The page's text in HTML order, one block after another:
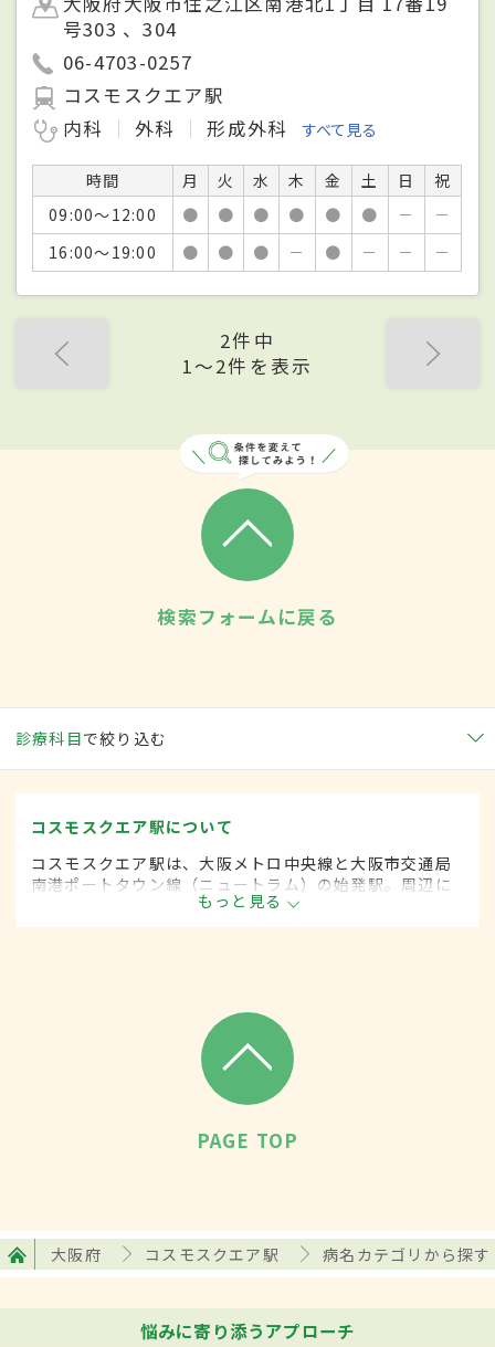
号303 、304
06-4703-0257
コスモスクエア駅
内科
外科 形成外科 すべて見る
時間 月 火 水 木 金 土 日
祝
09:00～12:00
● ● ● ● ● ● －
－
16:00～19:00
● ● ● － ● － － －
2件中
1〜2件を表示
検索フォームに戻る
診療科目で絞り込む
コスモスクエア駅について
コスモスクエア駅は、大阪メトロ中央線と大阪市交通局
南港ポートタウン線（ニュートラム）の始発駅。周辺に
は大規模な国際展示場をはじめ、ホテルや飲食店などが
多い。展望台が入った複合商業施設などがある観光ス
もっと見る
PAGE TOP
大阪府 コスモスクエア駅 病名カテゴリから探す
悩みに寄り添うアプローチ